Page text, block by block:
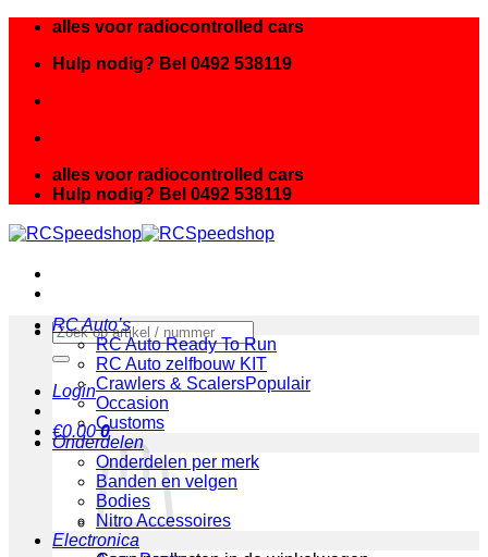
inhoud
alles voor radiocontrolled cars
Hulp nodig? Bel 0492 538119
alles voor radiocontrolled cars
Hulp nodig? Bel 0492 538119
Zoeken
naar:
Login
€0.00 0
RC Auto’s
RC Auto Ready To Run
RC Auto zelfbouw KIT
Crawlers & Scalers
Occasion
Customs
Onderdelen
Onderdelen per merk
Banden en velgen
Bodies
Nitro Accessoires
Electronica